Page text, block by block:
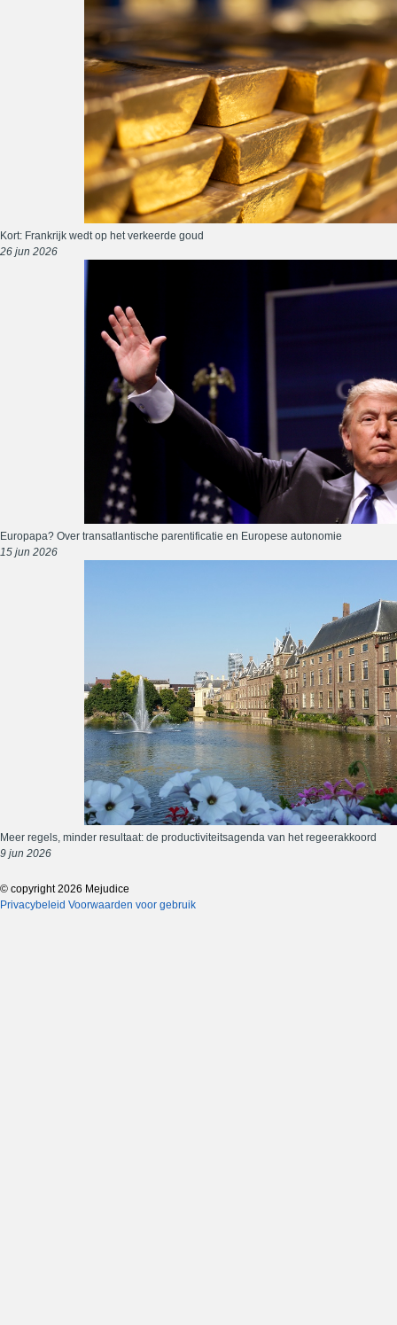
Kort: Frankrijk wedt op het verkeerde goud
26 jun 2026
Europapa? Over transatlantische parentificatie en Europese autonomie
15 jun 2026
Meer regels, minder resultaat: de productiviteitsagenda van het regeerakkoord
9 jun 2026
© copyright 2026 Mejudice
Privacybeleid Voorwaarden voor gebruik